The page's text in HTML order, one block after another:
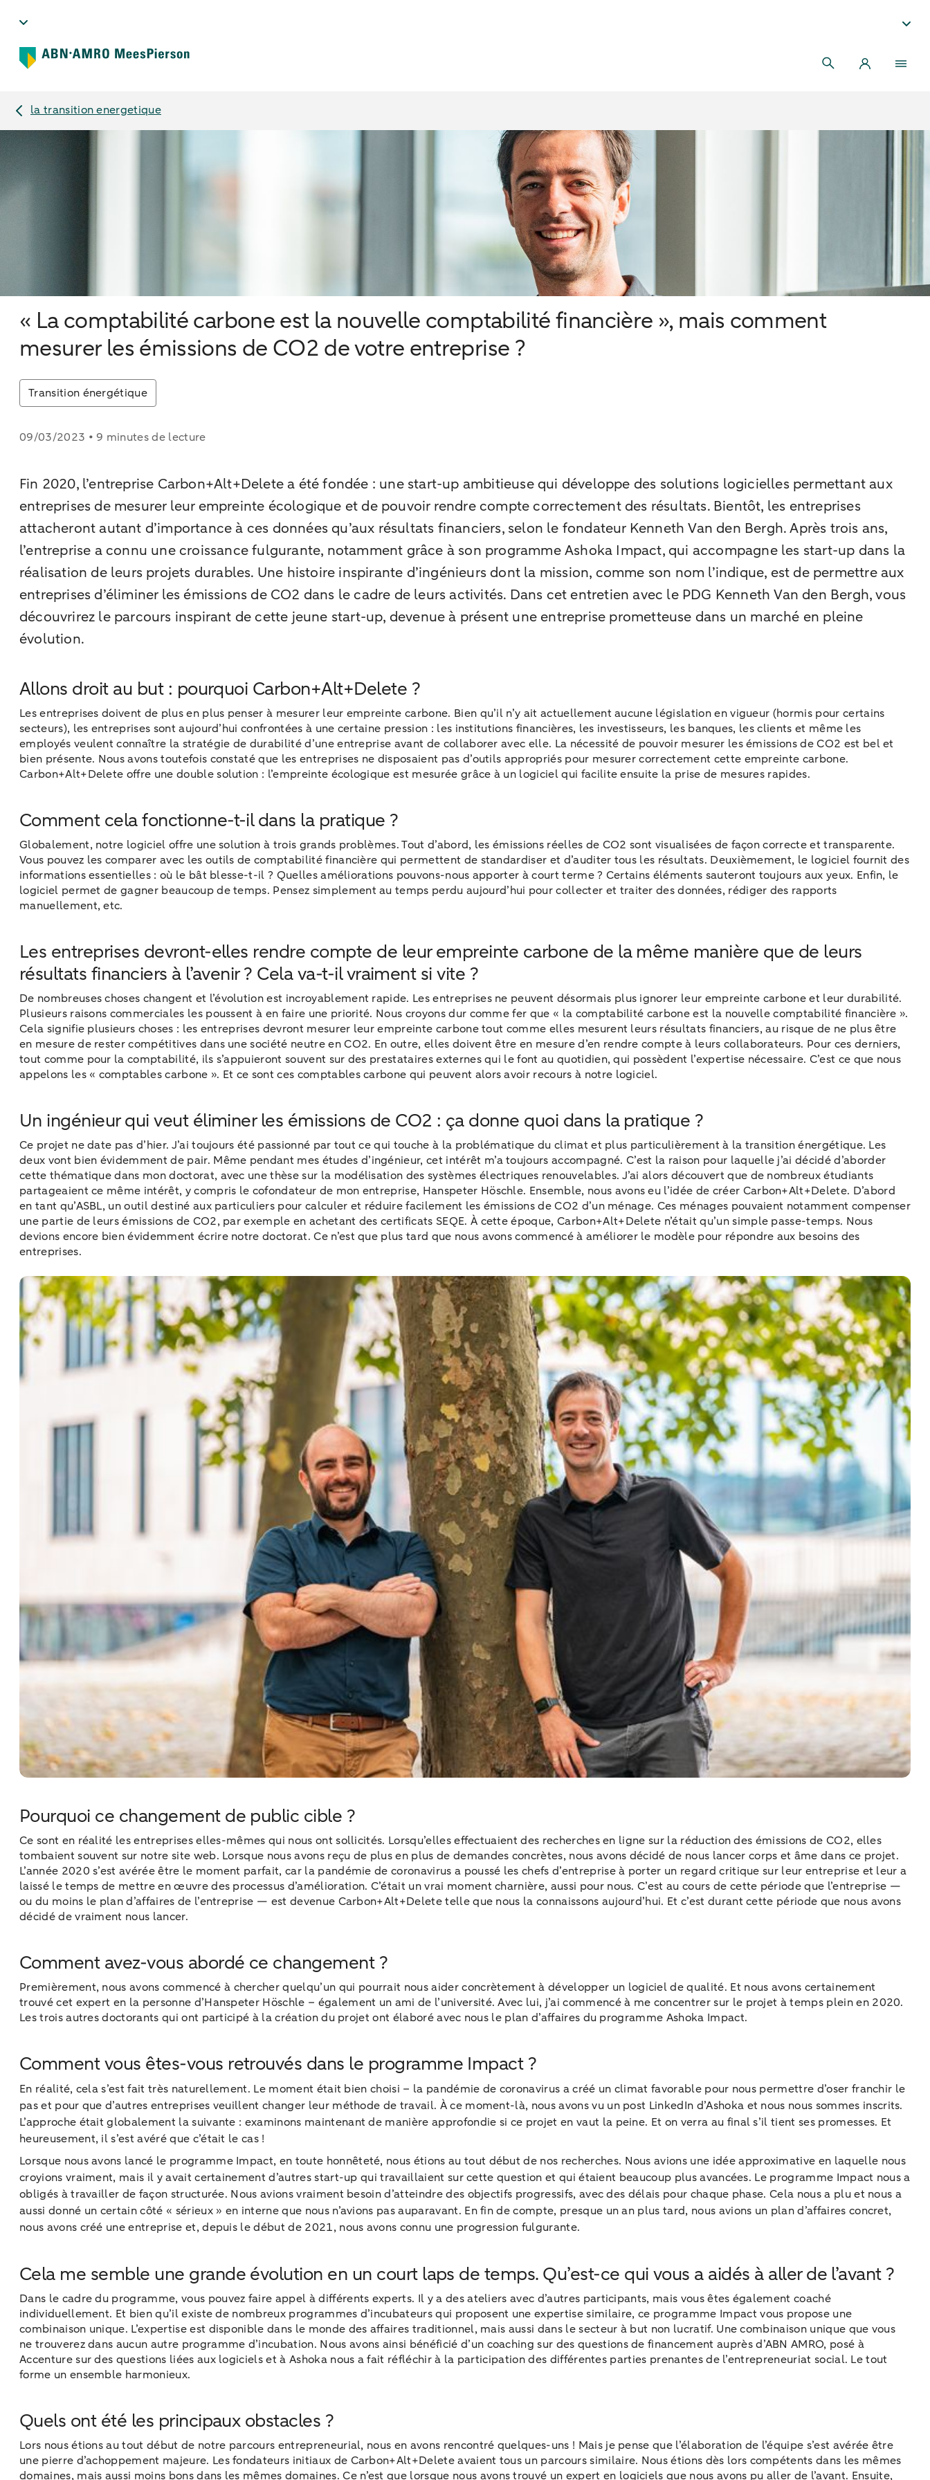
la transition energetique
« La comptabilité carbone est la nouvelle comptabilité financière », mais comment
mesurer les émissions de CO2 de votre entreprise ?
Transition énergétique
09/03/2023 • 9 minutes de lecture
Fin 2020, l’entreprise Carbon+Alt+Delete a été fondée : une start-up ambitieuse qui développe des solutions logicielles permettant aux
entreprises de mesurer leur empreinte écologique et de pouvoir rendre compte correctement des résultats. Bientôt, les entreprises
attacheront autant d’importance à ces données qu’aux résultats financiers, selon le fondateur Kenneth Van den Bergh. Après trois ans,
l’entreprise a connu une croissance fulgurante, notamment grâce à son programme Ashoka Impact, qui accompagne les start-up dans la
réalisation de leurs projets durables. Une histoire inspirante d’ingénieurs dont la mission, comme son nom l’indique, est de permettre aux
entreprises d’éliminer les émissions de CO2 dans le cadre de leurs activités. Dans cet entretien avec le PDG Kenneth Van den Bergh, vous
découvrirez le parcours inspirant de cette jeune start-up, devenue à présent une entreprise prometteuse dans un marché en pleine
évolution.
Allons droit au but : pourquoi Carbon+Alt+Delete ?
Les entreprises doivent de plus en plus penser à mesurer leur empreinte carbone. Bien qu’il n’y ait actuellement aucune législation en vigueur (hormis pour certains
secteurs), les entreprises sont aujourd’hui confrontées à une certaine pression : les institutions financières, les investisseurs, les banques, les clients et même les
employés veulent connaître la stratégie de durabilité d’une entreprise avant de collaborer avec elle. La nécessité de pouvoir mesurer les émissions de CO2 est bel et
bien présente. Nous avons toutefois constaté que les entreprises ne disposaient pas d’outils appropriés pour mesurer correctement cette empreinte carbone.
Carbon+Alt+Delete offre une double solution : l’empreinte écologique est mesurée grâce à un logiciel qui facilite ensuite la prise de mesures rapides.
Comment cela fonctionne-t-il dans la pratique ?
Globalement, notre logiciel offre une solution à trois grands problèmes. Tout d’abord, les émissions réelles de CO2 sont visualisées de façon correcte et transparente.
Vous pouvez les comparer avec les outils de comptabilité financière qui permettent de standardiser et d’auditer tous les résultats. Deuxièmement, le logiciel fournit des
informations essentielles : où le bât blesse-t-il ? Quelles améliorations pouvons-nous apporter à court terme ? Certains éléments sauteront toujours aux yeux. Enfin, le
logiciel permet de gagner beaucoup de temps. Pensez simplement au temps perdu aujourd’hui pour collecter et traiter des données, rédiger des rapports
manuellement, etc.
Les entreprises devront-elles rendre compte de leur empreinte carbone de la même manière que de leurs
résultats financiers à l’avenir ? Cela va-t-il vraiment si vite ?
De nombreuses choses changent et l’évolution est incroyablement rapide. Les entreprises ne peuvent désormais plus ignorer leur empreinte carbone et leur durabilité.
Plusieurs raisons commerciales les poussent à en faire une priorité. Nous croyons dur comme fer que « la comptabilité carbone est la nouvelle comptabilité financière ».
Cela signifie plusieurs choses : les entreprises devront mesurer leur empreinte carbone tout comme elles mesurent leurs résultats financiers, au risque de ne plus être
en mesure de rester compétitives dans une société neutre en CO2. En outre, elles doivent être en mesure d’en rendre compte à leurs collaborateurs. Pour ces derniers,
tout comme pour la comptabilité, ils s’appuieront souvent sur des prestataires externes qui le font au quotidien, qui possèdent l’expertise nécessaire. C’est ce que nous
appelons les « comptables carbone ». Et ce sont ces comptables carbone qui peuvent alors avoir recours à notre logiciel.
Un ingénieur qui veut éliminer les émissions de CO2 : ça donne quoi dans la pratique ?
Ce projet ne date pas d’hier. J’ai toujours été passionné par tout ce qui touche à la problématique du climat et plus particulièrement à la transition énergétique. Les
deux vont bien évidemment de pair. Même pendant mes études d’ingénieur, cet intérêt m’a toujours accompagné. C’est la raison pour laquelle j’ai décidé d’aborder
cette thématique dans mon doctorat, avec une thèse sur la modélisation des systèmes électriques renouvelables. J’ai alors découvert que de nombreux étudiants
partageaient ce même intérêt, y compris le cofondateur de mon entreprise, Hanspeter Höschle. Ensemble, nous avons eu l’idée de créer Carbon+Alt+Delete. D’abord
en tant qu’ASBL, un outil destiné aux particuliers pour calculer et réduire facilement les émissions de CO2 d’un ménage. Ces ménages pouvaient notamment compenser
une partie de leurs émissions de CO2, par exemple en achetant des certificats SEQE. À cette époque, Carbon+Alt+Delete n’était qu’un simple passe-temps. Nous
devions encore bien évidemment écrire notre doctorat. Ce n’est que plus tard que nous avons commencé à améliorer le modèle pour répondre aux besoins des
entreprises.
Pourquoi ce changement de public cible ?
Ce sont en réalité les entreprises elles-mêmes qui nous ont sollicités. Lorsqu’elles effectuaient des recherches en ligne sur la réduction des émissions de CO2, elles
tombaient souvent sur notre site web. Lorsque nous avons reçu de plus en plus de demandes concrètes, nous avons décidé de nous lancer corps et âme dans ce projet.
L’année 2020 s’est avérée être le moment parfait, car la pandémie de coronavirus a poussé les chefs d’entreprise à porter un regard critique sur leur entreprise et leur a
laissé le temps de mettre en œuvre des processus d’amélioration. C’était un vrai moment charnière, aussi pour nous. C’est au cours de cette période que l’entreprise —
ou du moins le plan d’affaires de l’entreprise — est devenue Carbon+Alt+Delete telle que nous la connaissons aujourd’hui. Et c’est durant cette période que nous avons
décidé de vraiment nous lancer.
Comment avez-vous abordé ce changement ?
Premièrement, nous avons commencé à chercher quelqu’un qui pourrait nous aider concrètement à développer un logiciel de qualité. Et nous avons certainement
trouvé cet expert en la personne d’Hanspeter Höschle – également un ami de l’université. Avec lui, j’ai commencé à me concentrer sur le projet à temps plein en 2020.
Les trois autres doctorants qui ont participé à la création du projet ont élaboré avec nous le plan d’affaires du programme Ashoka Impact.
Comment vous êtes-vous retrouvés dans le programme Impact ?
En réalité, cela s’est fait très naturellement. Le moment était bien choisi – la pandémie de coronavirus a créé un climat favorable pour nous permettre d’oser franchir le
pas et pour que d’autres entreprises veuillent changer leur méthode de travail. À ce moment-là, nous avons vu un post LinkedIn d’Ashoka et nous nous sommes inscrits.
L’approche était globalement la suivante : examinons maintenant de manière approfondie si ce projet en vaut la peine. Et on verra au final s’il tient ses promesses. Et
heureusement, il s’est avéré que c’était le cas !
Lorsque nous avons lancé le programme Impact, en toute honnêteté, nous étions au tout début de nos recherches. Nous avions une idée approximative en laquelle nous
croyions vraiment, mais il y avait certainement d’autres start-up qui travaillaient sur cette question et qui étaient beaucoup plus avancées. Le programme Impact nous a
obligés à travailler de façon structurée. Nous avions vraiment besoin d’atteindre des objectifs progressifs, avec des délais pour chaque phase. Cela nous a plu et nous a
aussi donné un certain côté « sérieux » en interne que nous n’avions pas auparavant. En fin de compte, presque un an plus tard, nous avions un plan d’affaires concret,
nous avons créé une entreprise et, depuis le début de 2021, nous avons connu une progression fulgurante.
Cela me semble une grande évolution en un court laps de temps. Qu’est-ce qui vous a aidés à aller de l’avant ?
Dans le cadre du programme, vous pouvez faire appel à différents experts. Il y a des ateliers avec d’autres participants, mais vous êtes également coaché
individuellement. Et bien qu’il existe de nombreux programmes d’incubateurs qui proposent une expertise similaire, ce programme Impact vous propose une
combinaison unique. L’expertise est disponible dans le monde des affaires traditionnel, mais aussi dans le secteur à but non lucratif. Une combinaison unique que vous
ne trouverez dans aucun autre programme d’incubation. Nous avons ainsi bénéficié d’un coaching sur des questions de financement auprès d’ABN AMRO, posé à
Accenture sur des questions liées aux logiciels et à Ashoka nous a fait réfléchir à la participation des différentes parties prenantes de l’entrepreneuriat social. Le tout
forme un ensemble harmonieux.
Quels ont été les principaux obstacles ?
Lors nous étions au tout début de notre parcours entrepreneurial, nous en avons rencontré quelques-uns ! Mais je pense que l’élaboration de l’équipe s’est avérée être
une pierre d’achoppement majeure. Les fondateurs initiaux de Carbon+Alt+Delete avaient tous un parcours similaire. Nous étions dès lors compétents dans les mêmes
domaines, mais aussi moins bons dans les mêmes domaines. Ce n’est que lorsque nous avons trouvé un expert en logiciels que nous avons pu aller de l’avant. Ensuite,